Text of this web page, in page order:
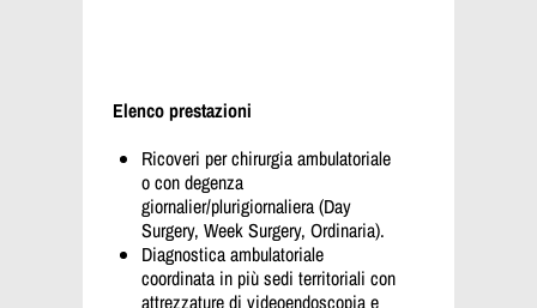
Elenco prestazioni
Ricoveri per chirurgia ambulatoriale
o con degenza
giornalier/plurigiornaliera (Day
Surgery, Week Surgery, Ordinaria).
Diagnostica ambulatoriale
coordinata in più sedi territoriali con
attrezzature di videoendoscopia e